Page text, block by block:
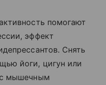
помогают
эффект
Снять
йоги, цигун или
с мышечным